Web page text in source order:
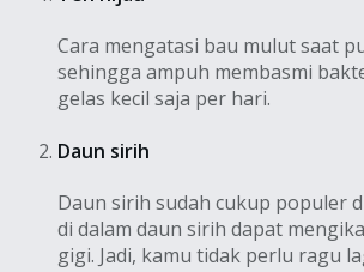
Cara mengatasi bau mulut saat
sehingga ampuh membasmi
gelas kecil saja per hari.
Daun sirih
Daun sirih sudah cukup populer
di dalam daun sirih dapat
gigi. Jadi, kamu tidak perlu ragu